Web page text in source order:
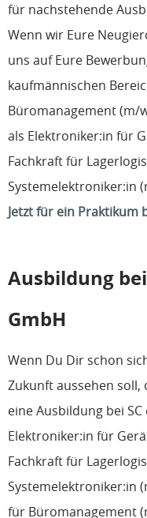
für nachstehende
Wenn wir Eure
uns auf Eure
kaufmännischen
Büromanagement (m/
als Elektroniker:in für
Fachkraft für
Systemelektroniker:in
Jetzt für ein Praktikum
Ausbildung
GmbH
Wenn Du Dir schon
Zukunft aussehen
eine Ausbildung bei
Elektroniker:in für
Fachkraft für
Systemelektroniker:in
für Büromanagement